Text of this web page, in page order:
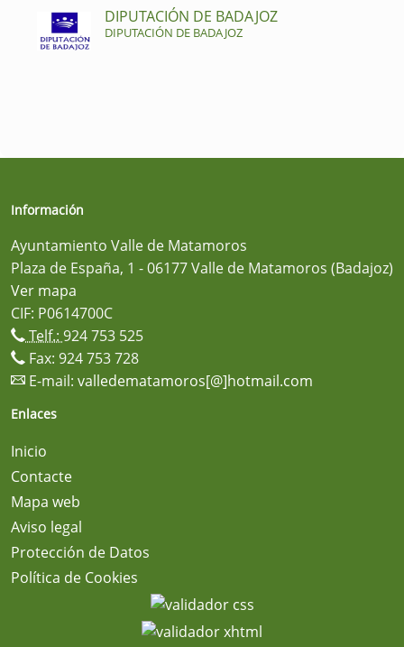
DIPUTACIÓN DE BADAJOZ
DIPUTACIÓN DE BADAJOZ
Información
Ayuntamiento Valle de Matamoros
Plaza de España, 1 - 06177 Valle de Matamoros (Badajoz)
Ver mapa
CIF: P0614700C
Telf.: 924 753 525
Fax: 924 753 728
E-mail: valledematamoros[@]hotmail.com
Enlaces
Inicio
Contacte
Mapa web
Aviso legal
Protección de Datos
Política de Cookies